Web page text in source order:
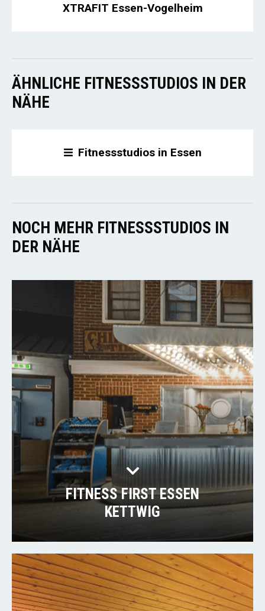
XTRAFIT Essen-Vogelheim
ÄHNLICHE FITNESSSTUDIOS IN DER
NÄHE
Fitnessstudios in Essen
NOCH MEHR FITNESSSTUDIOS IN
DER NÄHE
FITNESS FIRST ESSEN
KETTWIG